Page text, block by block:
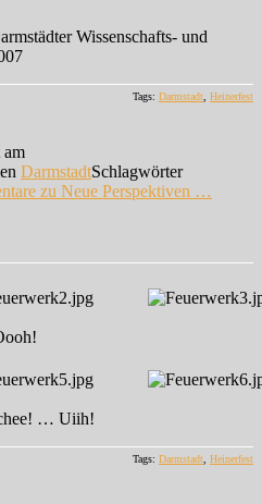
Wissenschafts- und
Tags: Darmstadt, Heinerfest
DarmstadtSchlagwörter
zu Neue Perspektiven …
… Uiih!
Tags: Darmstadt, Heinerfest